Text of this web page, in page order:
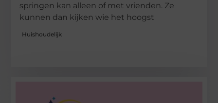
springen kan alleen of met vrienden. Ze
kunnen dan kijken wie het hoogst
Huishoudelijk